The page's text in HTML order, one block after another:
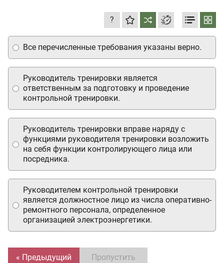
?
Руководитель тренировки вправе наряду с
функциями руководителя тренировки возложить
на себя функции контролирующего лица или
посредника.
Руководитель тренировки является
ответственным за подготовку и проведение
контрольной тренировки.
Все перечисленные требования указаны верно.
Руководителем контрольной тренировки
является должностное лицо из числа оперативно-
ремонтного персонала, определенное
организацией электроэнергетики.
« Предыдущий Пропустить